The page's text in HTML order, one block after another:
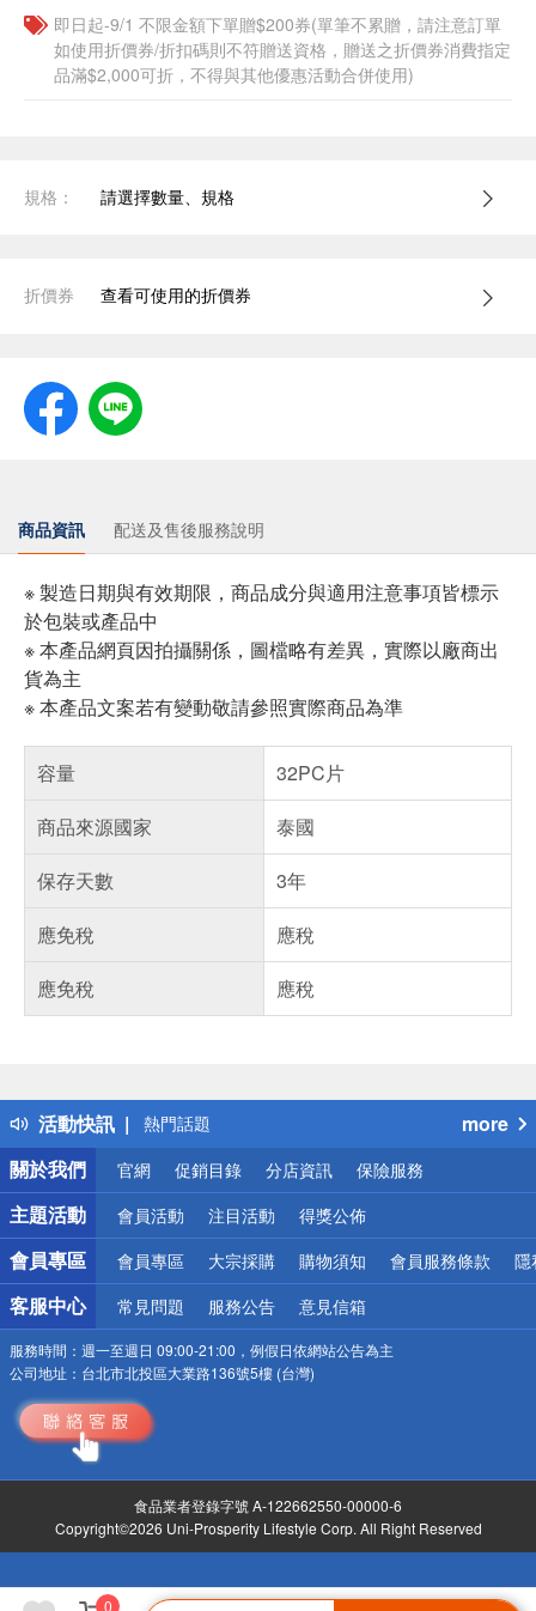
即日起-9/1 不限金額下單贈$200券(單筆不累贈，請注意訂單
如使用折價券/折扣碼則不符贈送資格，贈送之折價券消費指定
品滿$2,000可折，不得與其他優惠活動合併使用)
0
規格： 請選擇數量、規格
折價券 查看可使用的折價券
商品資訊 配送及售後服務說明
※ 製造日期與有效期限，商品成分與適用注意事項皆標示
於包裝或產品中
※ 本產品網頁因拍攝關係，圖檔略有差異，實際以廠商出
貨為主
※ 本產品文案若有變動敬請參照實際商品為準
容量
32PC片
商品來源國家
泰國
保存天數
3年
應免稅
應稅
應免稅
應稅
活動快訊
得獎公告
熱門話題
銀行優惠
偏遠地區配送
詐騙網頁！請小心！
more
關於我們
官網 促銷目錄 分店資訊 保險服務
主題活動 會員活動 注目活動 得獎公佈
會員專區 會員專區 大宗採購 購物須知 會員服務條款 隱
客服中心 常見問題 服務公告 意見信箱
服務時間： 週一至週日 09:00-21:00，例假日依網站公告為主
公司地址： 台北市北投區大業路136號5樓 (台灣)
食品業者登錄字號 A-122662550-00000-6
Copyright©2026 Uni-Prosperity Lifestyle Corp. All Right Reserved